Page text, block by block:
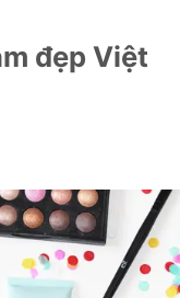
đẹp Việt